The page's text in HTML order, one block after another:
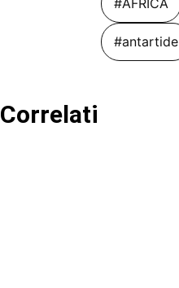
#antartide
Correlati